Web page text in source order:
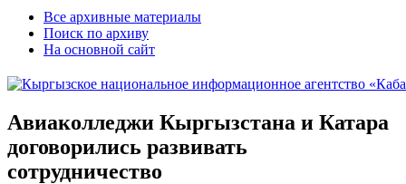
Все архивные материалы
Поиск по архиву
На основной сайт
Авиаколледжи Кыргызстана и Катара
договорились развивать
сотрудничество